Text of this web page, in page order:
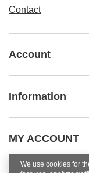
Contact
Account
Information
MY ACCOUNT
We use cookies for